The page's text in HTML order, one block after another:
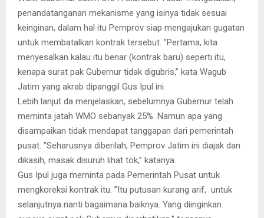
penandatanganan mekanisme yang isinya tidak sesuai
keinginan, dalam hal itu Pemprov siap mengajukan gugatan
untuk membatalkan kontrak tersebut. ”Pertama, kita
menyesalkan kalau itu benar (kontrak baru) seperti itu,
kenapa surat pak Gubernur tidak digubris,” kata Wagub
Jatim yang akrab dipanggil Gus Ipul ini.
Lebih lanjut da menjelaskan, sebelumnya Gubernur telah
meminta jatah WMO sebanyak 25%. Namun apa yang
disampaikan tidak mendapat tanggapan dari pemerintah
pusat. ”Seharusnya diberilah, Pemprov Jatim ini diajak dan
dikasih, masak disuruh lihat tok,” katanya.
Gus Ipul juga meminta pada Pemerintah Pusat untuk
mengkoreksi kontrak itu. ”Itu putusan kurang arif, untuk
selanjutnya nanti bagaimana baiknya. Yang diinginkan